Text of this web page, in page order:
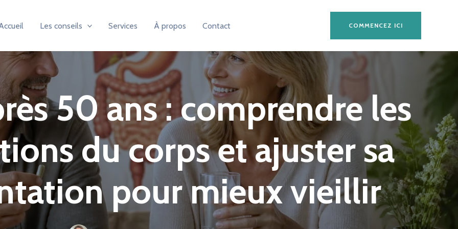
Les conseils Services À propos Contact COMMENCEZ ICI
50 ans : comprendre les
du corps et ajuster sa
pour mieux vieillir